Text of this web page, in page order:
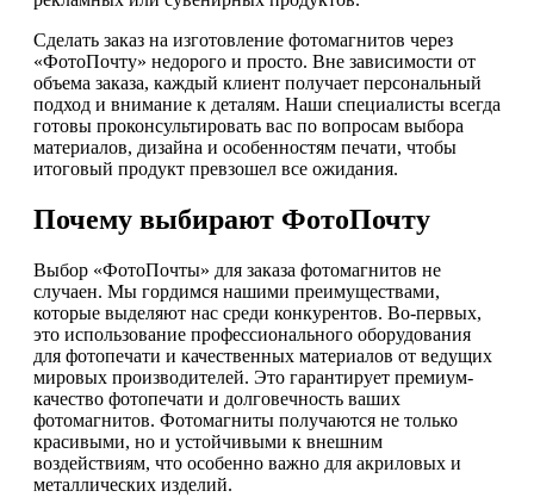
Сделать заказ на изготовление фотомагнитов через
«ФотоПочту» недорого и просто. Вне зависимости от
объема заказа, каждый клиент получает персональный
подход и внимание к деталям. Наши специалисты всегда
готовы проконсультировать вас по вопросам выбора
материалов, дизайна и особенностям печати, чтобы
итоговый продукт превзошел все ожидания.
Почему выбирают ФотоПочту
Выбор «ФотоПочты» для заказа фотомагнитов не
случаен. Мы гордимся нашими преимуществами,
которые выделяют нас среди конкурентов. Во-первых,
это использование профессионального оборудования
для фотопечати и качественных материалов от ведущих
мировых производителей. Это гарантирует премиум-
качество фотопечати и долговечность ваших
фотомагнитов. Фотомагниты получаются не только
красивыми, но и устойчивыми к внешним
воздействиям, что особенно важно для акриловых и
металлических изделий.